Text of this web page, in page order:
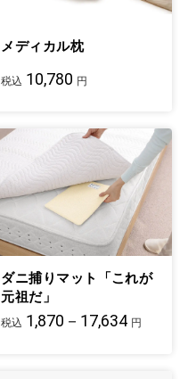
メディカル枕
税込 10,780 円
ダニ捕りマット「これが
元祖だ」
税込 1,870－17,634 円